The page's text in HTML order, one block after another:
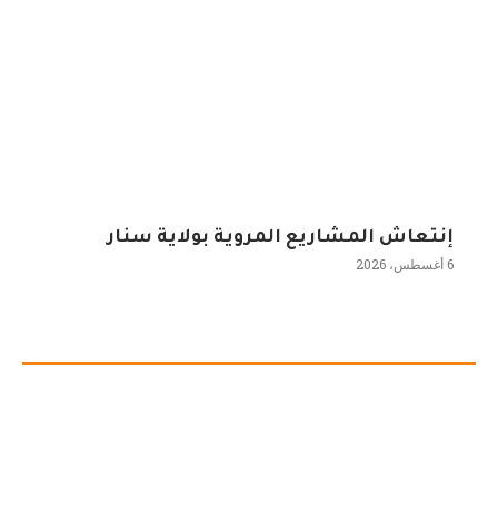
إنتعاش المشاريع المروية بولاية سنار
6 أغسطس، 2026